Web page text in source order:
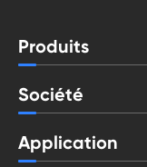
Produits
Société
Application